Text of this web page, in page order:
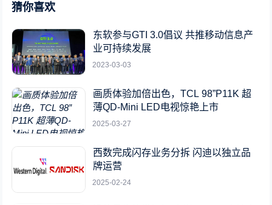
猜你喜欢
东软参与GTI 3.0倡议 共推移动信息产
业可持续发展
2023-03-03
画质体验加倍出色，TCL 98”P11K 超
薄QD-Mini LED电视惊艳上市
2025-03-27
西数完成闪存业务分拆 闪迪以独立品
牌运营
2025-02-24